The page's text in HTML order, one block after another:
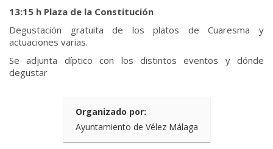
13:15 h Plaza de la Constitución
Degustación gratuita de los platos de Cuaresma y
actuaciones varias.
Se adjunta díptico con los distintos eventos y dónde
degustar
Organizado por:
Ayuntamiento de Vélez Málaga